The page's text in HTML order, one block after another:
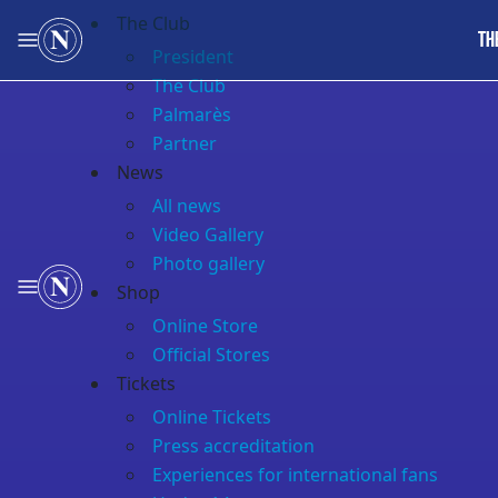
The Club
President
The Club
Palmarès
Partner
News
All news
Video Gallery
Photo gallery
Shop
Online Store
Official Stores
Tickets
Online Tickets
Press accreditation
Experiences for international fans